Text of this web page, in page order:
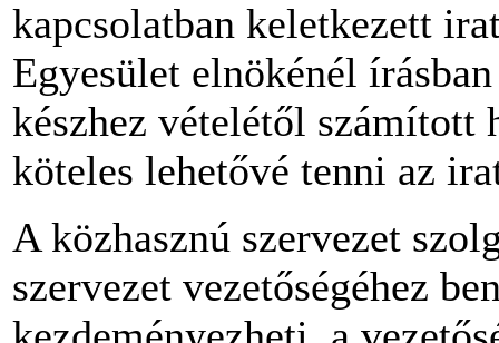
kapcsolatban keletkezett
Egyesület elnökénél
készhez vételétől számított
köteles lehetővé tenni az
A közhasznú szervezet
szervezet vezetőségéhez